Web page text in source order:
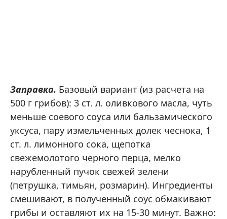
Заправка. Базовый вариант (из расчета на
500 г грибов): 3 ст. л. оливкового масла, чуть
меньше соевого соуса или бальзамического
уксуса, пару измельченных долек чеснока, 1
ст. л. лимонного сока, щепотка
свежемолотого черного перца, мелко
нарубленный пучок свежей зелени
(петрушка, тимьян, розмарин). Ингредиенты
смешивают, в полученный соус обмакивают
грибы и оставляют их на 15-30 минут. Важно: